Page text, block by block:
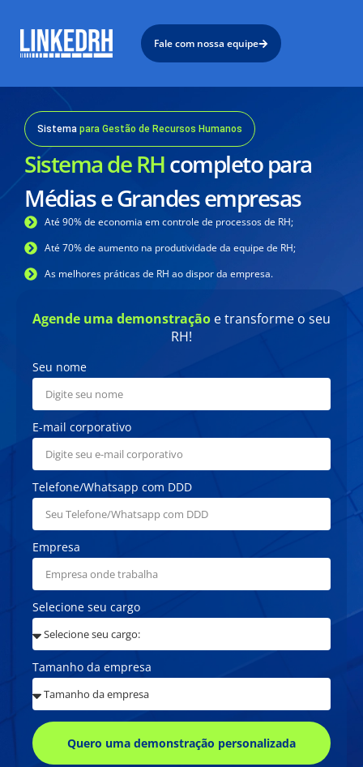
Fale com nossa equipe
Sistema para Gestão de Recursos Humanos
Sistema de RHcompleto para
Médias e Grandes empresas
Até 90% de economia em controle de processos de RH;
Até 70% de aumento na produtividade da equipe de RH;
As melhores práticas de RH ao dispor da empresa.
Agende uma demonstração e transforme o seu
RH!
Seu nome
E-mail corporativo
Telefone/Whatsapp com DDD
Empresa
Selecione seu cargo
Tamanho da empresa
Quero uma demonstração personalizada